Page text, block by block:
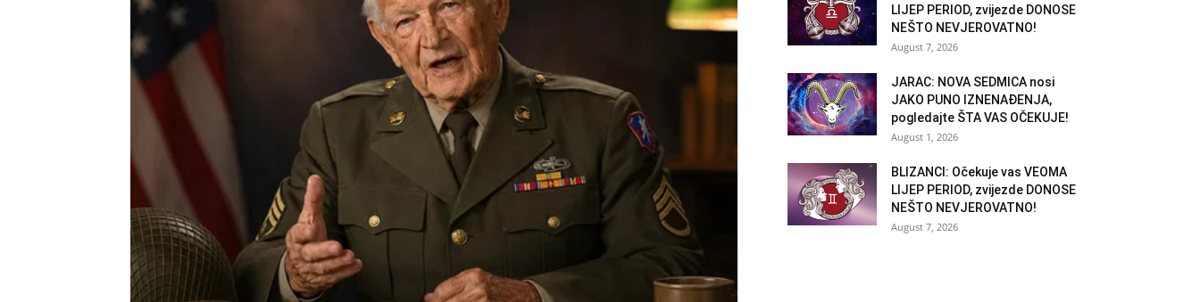
Pamet vam donosi veliko obilje
Pred vama su veoma uspješni trenuci.
RAK
Rakovi konačno izlaze iz perioda finansijskih briga.
Novac dolazi kroz posao, pomoć ili priliku koja vam vraća vjeru u bolje dane.
Sudbina vam vraća ono što zaslužujete
LIJEP PERIOD, zvijezde DONOSE
NEŠTO NEVJEROVATNO!
August 7, 2026
JARAC: NOVA SEDMICA nosi
JAKO PUNO IZNENAĐENJA,
pogledajte ŠTA VAS OČEKUJE!
August 1, 2026
BLIZANCI: Očekuje vas VEOMA
LIJEP PERIOD, zvijezde DONOSE
NEŠTO NEVJEROVATNO!
August 7, 2026